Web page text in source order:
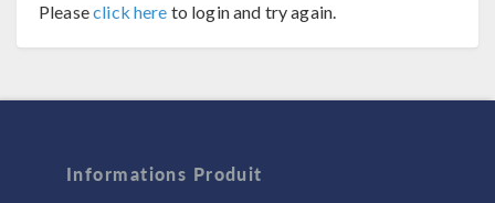
Pleaseclick here to login and try again.
Informations Produit